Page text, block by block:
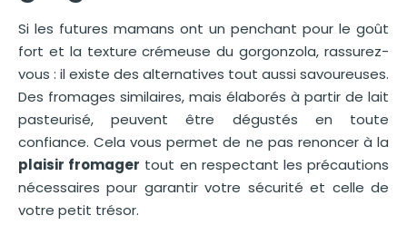
Si les futures mamans ont un penchant pour le goût
fort et la texture crémeuse du gorgonzola, rassurez-
vous : il existe des alternatives tout aussi savoureuses.
Des fromages similaires, mais élaborés à partir de lait
pasteurisé, peuvent être dégustés en toute
confiance. Cela vous permet de ne pas renoncer à la
plaisir fromager tout en respectant les précautions
nécessaires pour garantir votre sécurité et celle de
votre petit trésor.